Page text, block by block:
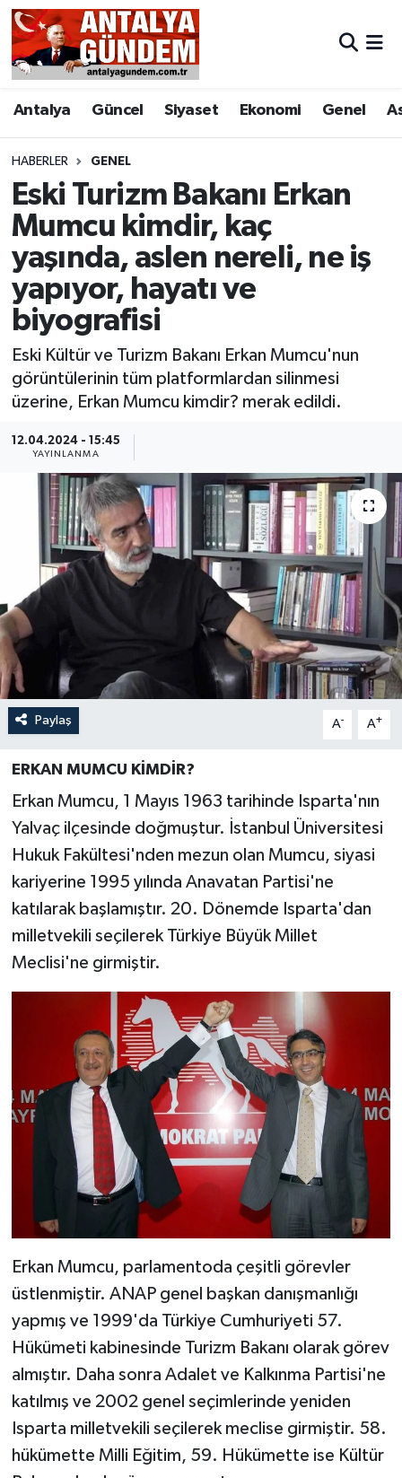
Antalya Güncel Siyaset Ekonomi Genel
HABERLER GENEL
Eski Turizm Bakanı Erkan
Mumcu kimdir, kaç
yaşında, aslen nereli, ne iş
yapıyor, hayatı ve
biyografisi
Eski Kültür ve Turizm Bakanı Erkan Mumcu'nun
görüntülerinin tüm platformlardan silinmesi
üzerine, Erkan Mumcu kimdir? merak edildi.
12.04.2024 - 15:45
YAYINLANMA
Paylaş A- A+
ERKAN MUMCU KİMDİR?
Erkan Mumcu, 1 Mayıs 1963 tarihinde Isparta'nın
Yalvaç ilçesinde doğmuştur. İstanbul Üniversitesi
Hukuk Fakültesi'nden mezun olan Mumcu, siyasi
kariyerine 1995 yılında Anavatan Partisi'ne
katılarak başlamıştır. 20. Dönemde Isparta'dan
milletvekili seçilerek Türkiye Büyük Millet
Meclisi'ne girmiştir.
Erkan Mumcu, parlamentoda çeşitli görevler
üstlenmiştir. ANAP genel başkan danışmanlığı
yapmış ve 1999'da Türkiye Cumhuriyeti 57.
Hükümeti kabinesinde Turizm Bakanı olarak görev
almıştır. Daha sonra Adalet ve Kalkınma Partisi'ne
katılmış ve 2002 genel seçimlerinde yeniden
Isparta milletvekili seçilerek meclise girmiştir. 58.
hükümette Milli Eğitim, 59. Hükümette ise Kültür
Antalya
Asayiş
Bilim & Teknoloji
Bölge
EĞİTİM
Ekonomi
Görüntülü Haber
Güncel
Kültür & Sanat
Magazin
Resmi İlan
Sağlık & Yaşam
Siyaset
Spor
Antalya Nöbetçi Eczaneler
Antalya Hava Durumu
Antalya Namaz Vakitleri
Antalya Trafik Yoğunluk Haritası
Süper Lig Puan Durumu ve Fikstür
Tüm Manşetler
Haber Arşivi